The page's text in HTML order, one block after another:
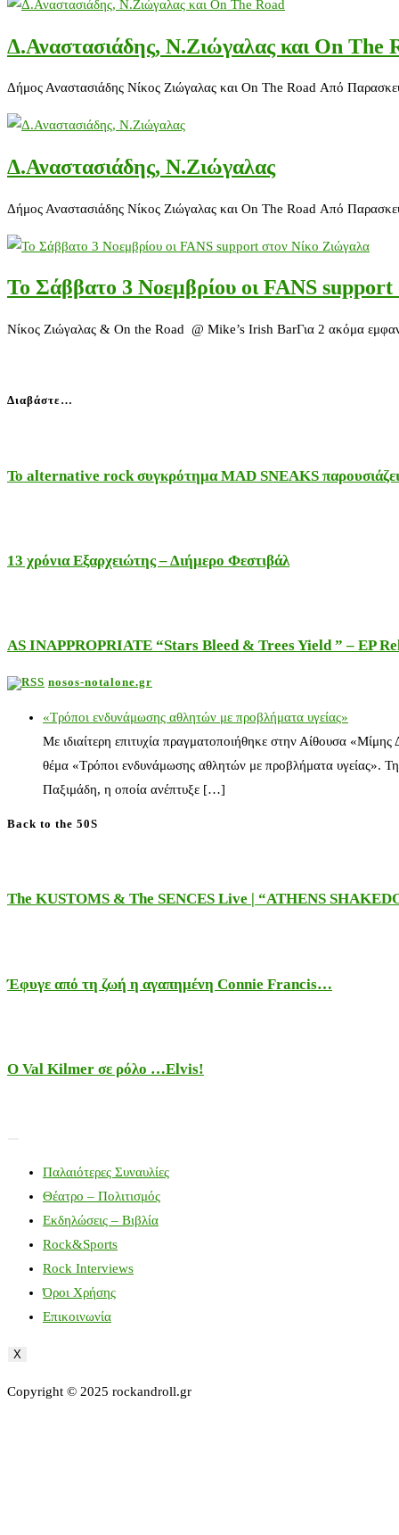
Δ.Αναστασιάδης, Ν.Ζιώγαλας και Οn The
Δήμος Αναστασιάδης Νίκος Ζιώγαλας και Οn The Road Από
Δ.Αναστασιάδης, Ν.Ζιώγαλας
Δήμος Αναστασιάδης Νίκος Ζιώγαλας και Οn The Road Από
Το Σάββατο 3 Νοεμβρίου οι FANS
Νίκος Ζιώγαλας & On the Road @ Mike’s Irish BarΓια 2 ακόμα
Διαβάστε…
Το alternative rock συγκρότημα MAD SNEAKS
13 χρόνια Εξαρχειώτης – Διήμερο Φεστιβάλ
AS INAPPROPRIATE “Stars Bleed & Trees Yield ” – EP
nosos-notalone.gr
«Τρόποι ενδυνάμωσης αθλητών με προβλήματα υγείας»
Με ιδιαίτερη επιτυχία πραγματοποιήθηκε στην Αίθουσα
θέμα «Τρόποι ενδυνάμωσης αθλητών με προβλήματα υγείας».
Παξιμάδη, η οποία ανέπτυξε […]
Back to the 50S
The KUSTOMS & The SENCES Live | “ATHENS
Έφυγε από τη ζωή η αγαπημένη Connie Francis…
Ο Val Kilmer σε ρόλο …Elvis!
Παλαιότερες Συναυλίες
Θέατρο – Πολιτισμός
Εκδηλώσεις – Βιβλία
Rock&Sports
Rock Interviews
Όροι Χρήσης
Επικοινωνία
X
Copyright © 2025 rockandroll.gr